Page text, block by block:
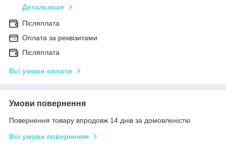
Детальніше
Післяплата
Оплата за реквізитами
Післяплата
Всі умови оплати
Умови повернення
Повернення товару впродовж 14 днів за домовленістю
Всі умови повернення